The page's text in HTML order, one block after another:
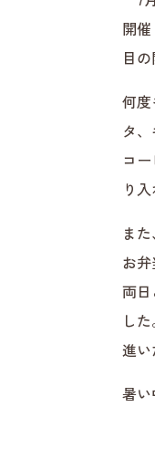
開
目
何
タ
コ
り
ま
お
両
し
進
暑